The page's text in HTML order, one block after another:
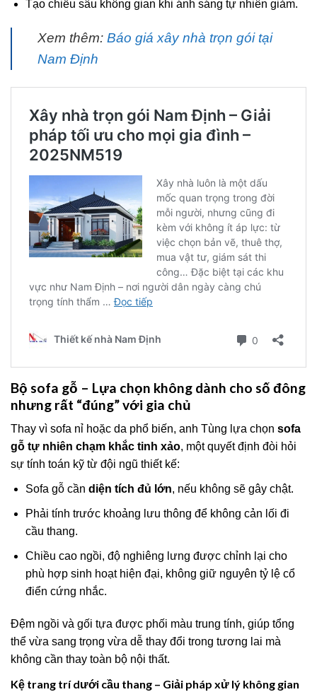
Tạo chiều sâu không gian khi ánh sáng tự nhiên giảm.
Xem thêm: Báo giá xây nhà trọn gói tại
Nam Định
Bộ sofa gỗ – Lựa chọn không dành cho số đông
nhưng rất “đúng” với gia chủ
Thay vì sofa nỉ hoặc da phổ biến, anh Tùng lựa chọn sofa
gỗ tự nhiên chạm khắc tinh xảo, một quyết định đòi hỏi
sự tính toán kỹ từ đội ngũ thiết kế:
Sofa gỗ cần diện tích đủ lớn, nếu không sẽ gây chật.
Phải tính trước khoảng lưu thông để không cản lối đi
cầu thang.
Chiều cao ngồi, độ nghiêng lưng được chỉnh lại cho
phù hợp sinh hoạt hiện đại, không giữ nguyên tỷ lệ cổ
điển cứng nhắc.
Đệm ngồi và gối tựa được phối màu trung tính, giúp tổng
thể vừa sang trọng vừa dễ thay đổi trong tương lai mà
không cần thay toàn bộ nội thất.
Kệ trang trí dưới cầu thang – Giải pháp xử lý không gian